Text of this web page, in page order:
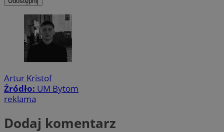
Artur Kristof
Źródło: UM Bytom
reklama
Dodaj komentarz